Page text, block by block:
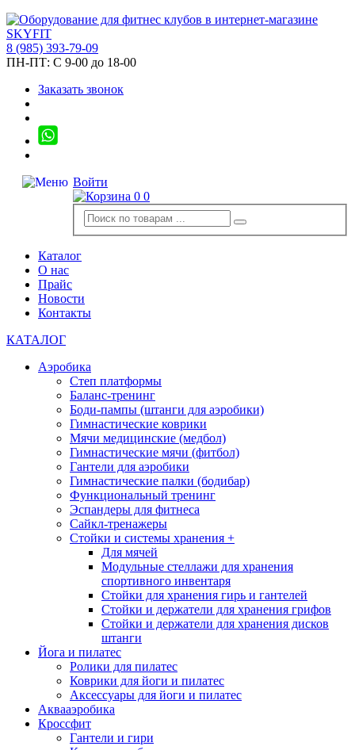
8 (985) 393-79-09
ПН-ПТ: С 9-00 до 18-00
Заказать звонок
Войти
0 0
Каталог
О нас
Прайс
Новости
Контакты
КАТАЛОГ
Аэробика
Степ платформы
Баланс-тренинг
Боди-пампы (штанги для аэробики)
Гимнастические коврики
Мячи медицинские (медбол)
Гимнастические мячи (фитбол)
Гантели для аэробики
Гимнастические палки (бодибар)
Функциональный тренинг
Эспандеры для фитнеса
Сайкл-тренажеры
Стойки и системы хранения +
Для мячей
Модульные стеллажи для хранения
спортивного инвентаря
Стойки для хранения гирь и гантелей
Стойки и держатели для хранения грифов
Стойки и держатели для хранения дисков
штанги
Йога и пилатес
Ролики для пилатес
Коврики для йоги и пилатес
Аксессуары для йоги и пилатес
Аквааэробика
Кроссфит
Гантели и гири